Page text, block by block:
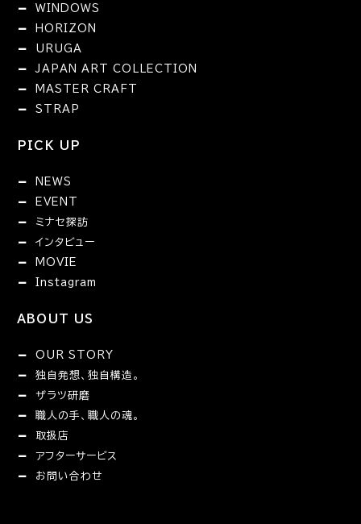
WINDOWS
HORIZON
URUGA
JAPAN ART COLLECTION
MASTER CRAFT
STRAP
PICK UP
NEWS
EVENT
ミナセ探訪
インタビュー
MOVIE
Instagram
ABOUT US
OUR STORY
独自発想、独自構造。
ザラツ研磨
職人の手、職人の魂。
取扱店
アフターサービス
お問い合わせ